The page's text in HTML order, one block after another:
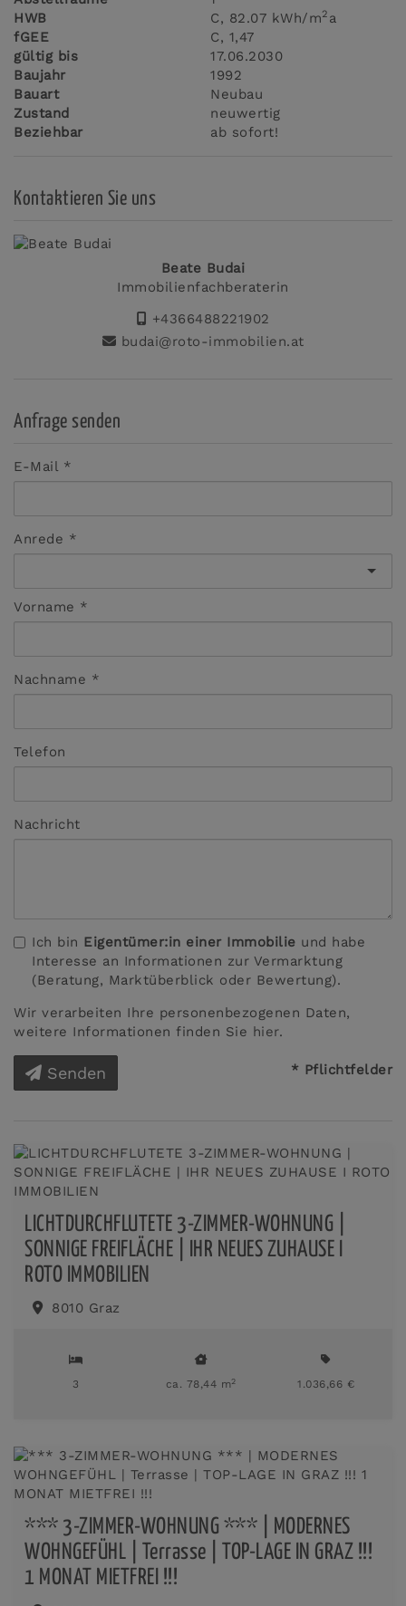
HWB
C, 82.07 kWh/m2 a
fGEE
C, 1,47
gültig bis
17.06.2030
Baujahr
1992
Bauart
Neubau
Zustand
neuwertig
Beziehbar
ab sofort!
Kontaktieren Sie uns
Beate Budai
Immobilienfachberaterin
+4366488221902
budai@roto-immobilien.at
Anfrage senden
E-Mail
Anrede
Vorname
Nachname
Telefon
Nachricht
Ich bin Eigentümer:in einer Immobilie und habe
Interesse an Informationen zur Vermarktung
(Beratung, Marktüberblick oder Bewertung).
Wir verarbeiten Ihre personenbezogenen Daten,
weitere Informationen finden Sie hier.
Senden * Pflichtfelder
LICHTDURCHFLUTETE 3-ZIMMER-WOHNUNG |
SONNIGE FREIFLÄCHE | IHR NEUES ZUHAUSE I
ROTO IMMOBILIEN
8010 Graz
3 ca. 78,44 m2 1.036,66 €
*** 3-ZIMMER-WOHNUNG *** | MODERNES
WOHNGEFÜHL | Terrasse | TOP-LAGE IN GRAZ !!!
1 MONAT MIETFREI !!!